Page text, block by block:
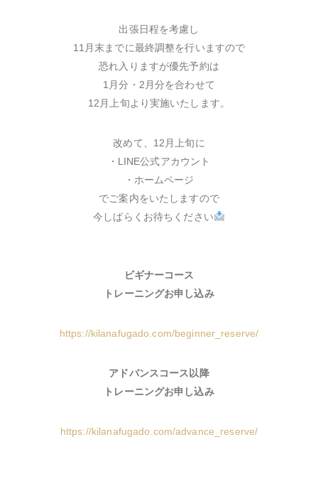
出張日程を考慮し
11月末までに最終調整を行いますので
恐れ入りますが優先予約は
1月分・2月分を合わせて
12月上旬より実施いたします。
改めて、12月上旬に
・LINE公式アカウント
・ホームページ
でご案内をいたしますので
今しばらくお待ちください
ビギナーコース
トレーニングお申し込み
https://kilanafugado.com/beginner_reserve/
アドバンスコース以降
トレーニングお申し込み
https://kilanafugado.com/advance_reserve/